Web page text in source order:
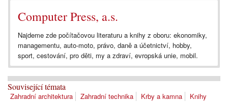
Computer Press, a.s.
Najdeme zde počítačovou literaturu a knihy z oboru: ekonomiky,
managementu, auto-moto, právo, daně a účetnictví, hobby,
sport, cestování, pro děti, my a zdraví, evropská unie, mobil.
Související témata
Zahradní architektura Zahradní technika Krby a kamna Knihy